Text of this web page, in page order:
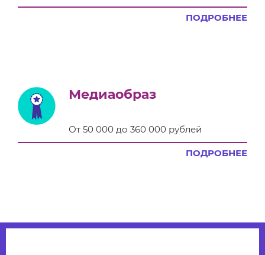
ПОДРОБНЕЕ
Медиаобраз
От 50 000 до 360 000 рублей
ПОДРОБНЕЕ